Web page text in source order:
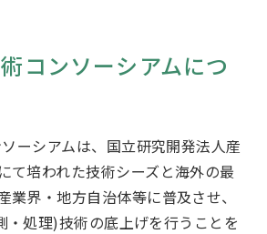
コンソーシアムにつ
ーシアムは、国立研究開発法人産
て培われた技術シーズと海外の最
業界・地方自治体等に普及させ、
・処理)技術の底上げを行うことを